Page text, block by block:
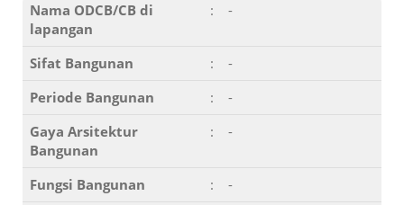
Nama ODCB/CB di
lapangan
: -
Sifat Bangunan :
-
Periode Bangunan
:
-
Gaya Arsitektur
Bangunan
: -
Fungsi Bangunan :
-